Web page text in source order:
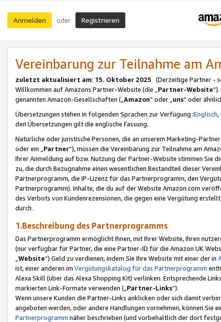
Anmelden oder Registrieren
Vereinbarung zur Teilnahme am
zuletzt aktualisiert am: 15. Oktober 2025 (Derzeitige Partner -
Willkommen auf Amazons Partner-Website (die „Partner-Website
genannten Amazon-Gesellschaften („Amazon“ oder „uns“ oder
Übersetzungen stehen in folgenden Sprachen zur Verfügung :Englisch,
den Übersetzungen gilt die englische Fassung.
Natürliche oder juristische Personen, die an unserem Marketing-
oder ein „Partner“), müssen die Vereinbarung zur Teilnahme am
Ihrer Anmeldung auf bzw. Nutzung der Partner-Website stimmen Sie
zu, die durch Bezugnahme einen wesentlichen Bestandteil dieser
Partnerprogramm, die IP-Lizenz für das Partnerprogramm, den
Partnerprogramm). Inhalte, die du auf der Website Amazon.com
des Verbots von Kundenrezensionen, die gegen eine Vergütung
durch.
1.Beschreibung des Partnerprogramms
Das Partnerprogramm ermöglicht Ihnen, mit Ihrer Website, Ihren
(nur verfügbar für Partner, die eine Partner-ID für die Amazon UK
Website“) Geld zu verdienen, indem Sie Ihre Website mit einer der in
ist, einer anderen im Vergütungskatalog für das Partnerprogramm
Alexa Skill (über das Alexa Shopping Kit) verlinken. Entsprechende
markierten Link-Formate verwenden („ Partner-Links“).
Wenn unsere Kunden die Partner-Links anklicken oder sich damit
angeboten werden, oder andere Handlungen vornehmen, können Sie
Partnerprogramm näher beschrieben (und vorbehaltlich der dort